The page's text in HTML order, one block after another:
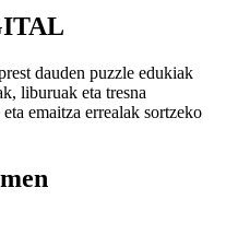
dauden puzzle edukiak
liburuak eta tresna
emaitza errealak sortzeko